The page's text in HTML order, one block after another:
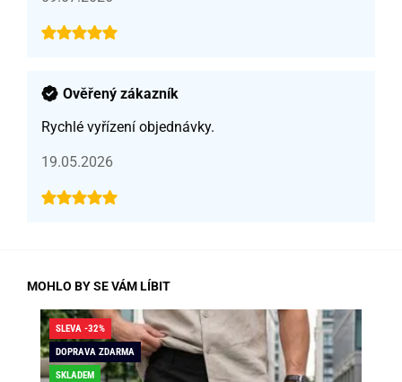
Ověřený zákazník
Rychlé vyřízení objednávky.
19.05.2026
MOHLO BY SE VÁM LÍBIT
SLEVA -32%
DOPRAVA ZDARMA
SKLADEM